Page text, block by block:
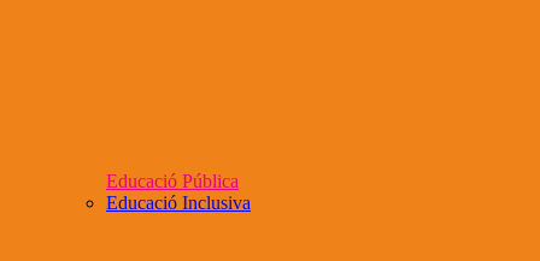
Educació Pública
Educació Inclusiva